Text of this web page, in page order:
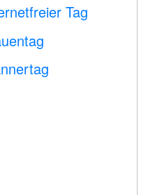
Tag